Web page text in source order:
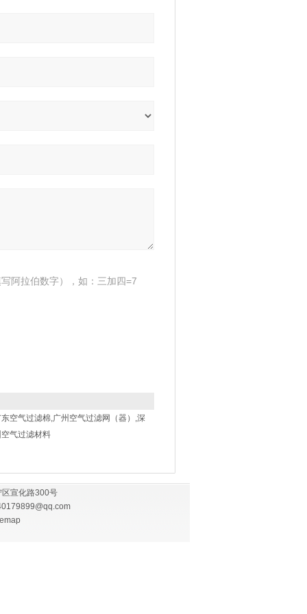
阿拉伯数字），如：三加四=7
东空气过滤棉,广州空气过滤网（器）,深
气过滤材料
宣化路300号